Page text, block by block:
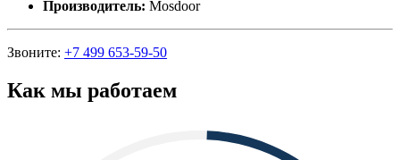
Производитель: Mosdoor
Звоните: +7 499 653-59-50
Как мы работаем